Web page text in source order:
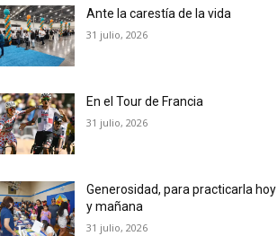
Ante la carestía de la vida
31 julio, 2026
En el Tour de Francia
31 julio, 2026
Generosidad, para practicarla hoy
y mañana
31 julio, 2026